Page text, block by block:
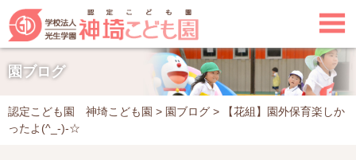

園ブログ
認定こども園 神埼こども園 > 園ブログ >
【花組】園外保育楽しか
ったよ(^_-)-☆